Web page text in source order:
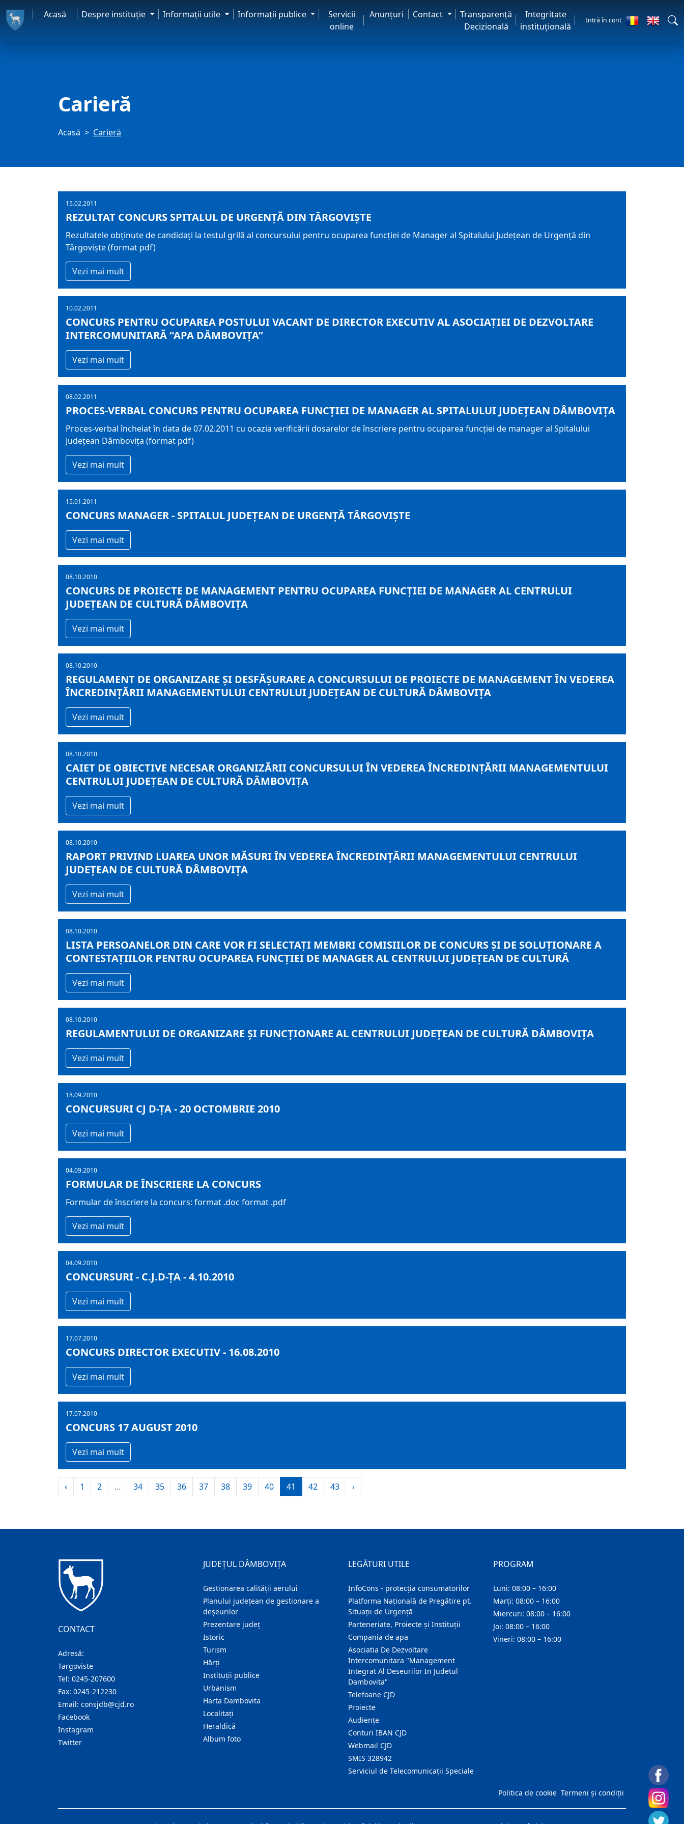
Acasă Despre instituţie Informaţii utile Informaţii publice
Servicii
online
Anunţuri Contact
Transparență
Decizională
Integritate
instituțională
Intră în cont
Carieră
Acasă Carieră
15.02.2011
REZULTAT CONCURS SPITALUL DE URGENȚĂ DIN TÂRGOVIȘTE
Rezultatele obținute de candidați la testul grilă al concursului pentru ocuparea funcției de Manager al Spitalului Județean de Urgență din
Târgoviște (format pdf)
Vezi mai mult
10.02.2011
CONCURS PENTRU OCUPAREA POSTULUI VACANT DE DIRECTOR EXECUTIV AL ASOCIAȚIEI DE DEZVOLTARE
INTERCOMUNITARĂ “APA DÂMBOVIȚA”
Vezi mai mult
08.02.2011
PROCES-VERBAL CONCURS PENTRU OCUPAREA FUNCȚIEI DE MANAGER AL SPITALULUI JUDEȚEAN DÂMBOVIȚA
Proces-verbal încheiat în data de 07.02.2011 cu ocazia verificării dosarelor de înscriere pentru ocuparea funcției de manager al Spitalului
Județean Dâmbovița (format pdf)
Vezi mai mult
15.01.2011
CONCURS MANAGER - SPITALUL JUDEȚEAN DE URGENȚĂ TÂRGOVIȘTE
Vezi mai mult
08.10.2010
CONCURS DE PROIECTE DE MANAGEMENT PENTRU OCUPAREA FUNCŢIEI DE MANAGER AL CENTRULUI
JUDEŢEAN DE CULTURĂ DÂMBOVIŢA
Vezi mai mult
08.10.2010
REGULAMENT DE ORGANIZARE ŞI DESFĂŞURARE A CONCURSULUI DE PROIECTE DE MANAGEMENT ÎN VEDEREA
ÎNCREDINŢĂRII MANAGEMENTULUI CENTRULUI JUDEŢEAN DE CULTURĂ DÂMBOVIŢA
Vezi mai mult
08.10.2010
CAIET DE OBIECTIVE NECESAR ORGANIZĂRII CONCURSULUI ÎN VEDEREA ÎNCREDINŢĂRII MANAGEMENTULUI
CENTRULUI JUDEŢEAN DE CULTURĂ DÂMBOVIŢA
Vezi mai mult
08.10.2010
RAPORT PRIVIND LUAREA UNOR MĂSURI ÎN VEDEREA ÎNCREDINŢĂRII MANAGEMENTULUI CENTRULUI
JUDEŢEAN DE CULTURĂ DÂMBOVIŢA
Vezi mai mult
08.10.2010
LISTA PERSOANELOR DIN CARE VOR FI SELECTAŢI MEMBRI COMISIILOR DE CONCURS ŞI DE SOLUŢIONARE A
CONTESTAŢIILOR PENTRU OCUPAREA FUNCŢIEI DE MANAGER AL CENTRULUI JUDEŢEAN DE CULTURĂ
Vezi mai mult
08.10.2010
REGULAMENTULUI DE ORGANIZARE ŞI FUNCŢIONARE AL CENTRULUI JUDEŢEAN DE CULTURĂ DÂMBOVIŢA
Vezi mai mult
18.09.2010
CONCURSURI CJ D-ŢA - 20 OCTOMBRIE 2010
Vezi mai mult
04.09.2010
FORMULAR DE ÎNSCRIERE LA CONCURS
Formular de înscriere la concurs: format .doc format .pdf
Vezi mai mult
04.09.2010
CONCURSURI - C.J.D-ŢA - 4.10.2010
Vezi mai mult
17.07.2010
CONCURS DIRECTOR EXECUTIV - 16.08.2010
Vezi mai mult
17.07.2010
CONCURS 17 AUGUST 2010
Vezi mai mult
‹ 1 2 ... 34 35 36 37 38 39 40 41 42 43 ›
CONTACT
Adresă:
Targoviste
Tel: 0245-207600
Fax: 0245-212230
Email: consjdb@cjd.ro
Facebook
Instagram
Twitter
JUDEȚUL DÂMBOVIȚA
Gestionarea calității aerului
Planului județean de gestionare a
deșeurilor
Prezentare judeţ
Istoric
Turism
Hărţi
Instituţii publice
Urbanism
Harta Dambovita
Localitaţi
Heraldică
Album foto
LEGĂTURI UTILE
InfoCons - protecția consumatorilor
Platforma Națională de Pregătire pt.
Situații de Urgență
Parteneriate, Proiecte și Instituții
Compania de apa
Asociatia De Dezvoltare
Intercomunitara "Management
Integrat Al Deseurilor In Judetul
Dambovita"
Telefoane CJD
Proiecte
Audienţe
Conturi IBAN CJD
Webmail CJD
SMIS 328942
Serviciul de Telecomunicații Speciale
PROGRAM
Luni: 08:00 – 16:00
Marți: 08:00 – 16:00
Miercuri: 08:00 – 16:00
Joi: 08:00 – 16:00
Vineri: 08:00 – 16:00
Politica de cookie Termeni și condiții